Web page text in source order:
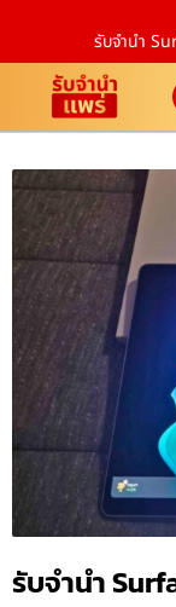
รับจำนำ
รับจำนำ